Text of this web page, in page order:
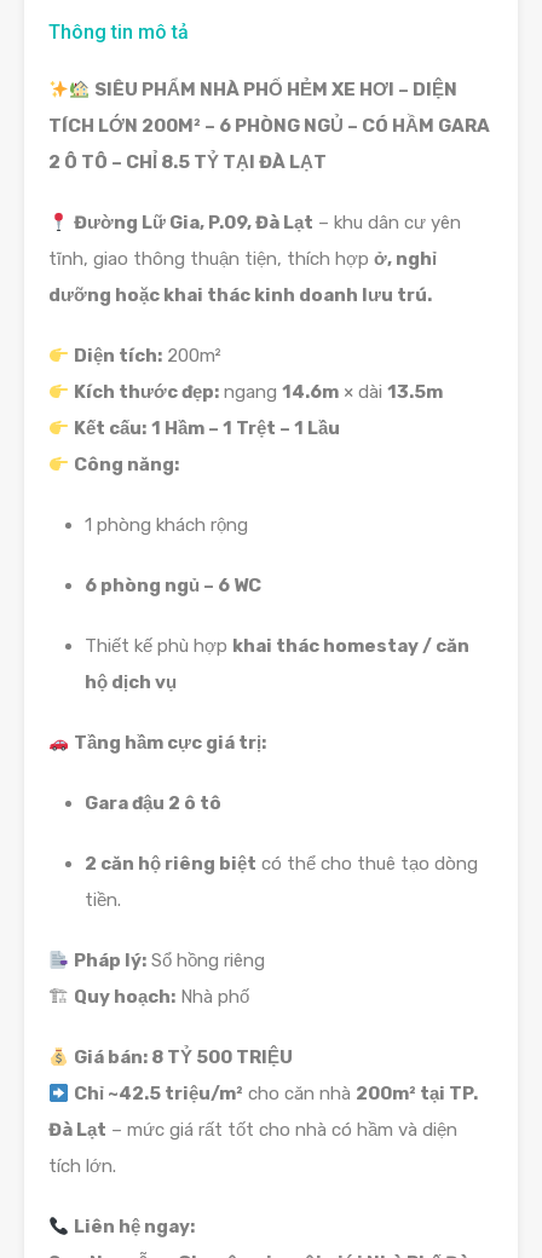
Thông tin mô tả
SIÊU PHẨM NHÀ PHỐ HẺM XE HƠI – DIỆN
TÍCH LỚN 200M² – 6 PHÒNG NGỦ – CÓ HẦM GARA
2 Ô TÔ – CHỈ 8.5 TỶ TẠI ĐÀ LẠT
Đường Lữ Gia, P.09, Đà Lạt – khu dân cư yên
tĩnh, giao thông thuận tiện, thích hợp ở, nghỉ
dưỡng hoặc khai thác kinh doanh lưu trú.
Diện tích: 200m²
Kích thước đẹp: ngang14.6m × dài13.5m
Kết cấu: 1 Hầm – 1 Trệt – 1 Lầu
Công năng:
1 phòng khách rộng
6 phòng ngủ – 6 WC
Thiết kế phù hợp khai thác homestay / căn
hộ dịch vụ
Tầng hầm cực giá trị:
Gara đậu 2 ô tô
2 căn hộ riêng biệt có thể cho thuê tạo dòng
tiền.
Pháp lý: Sổ hồng riêng
🏗 Quy hoạch: Nhà phố
Giá bán: 8 TỶ 500 TRIỆU
Chỉ ~42.5 triệu/m² cho căn nhà 200m² tại TP.
Đà Lạt – mức giá rất tốt cho nhà có hầm và diện
tích lớn.
Liên hệ ngay: